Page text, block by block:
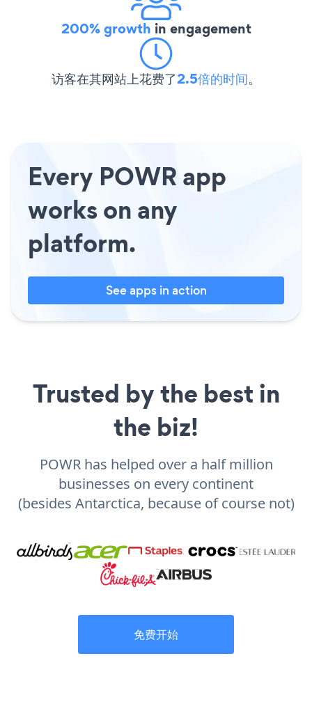
200% growth in engagement
访客在其网站上花费了2.5倍的时间。
Every POWR app
works on any
platform.
See apps in action
Trusted by the best in
the biz!
POWR has helped over a half million
businesses on every continent
(besides Antarctica, because of course not)
免费开始